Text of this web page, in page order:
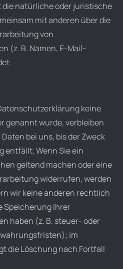
natürliche oder juristische
mit anderen über die
von
(z. B. Namen, E-Mail-
keine
genannt wurde, verbleiben
bei uns, bis der Zweck
entfällt. Wenn Sie ein
geltend machen oder eine
widerrufen, werden
wir keine anderen rechtlich
Speicherung Ihrer
haben (z. B. steuer- oder
im
die Löschung nach Fortfall